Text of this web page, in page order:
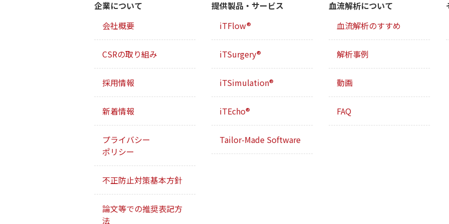
企業について
会社概要
CSRの取り組み
採用情報
新着情報
プライバシー
ポリシー
不正防止対策基本方針
論文等での推奨表記方
法
提供製品・サービス
iTFlow®
iTSurgery®
iTSimulation®
iTEcho®
Tailor-Made Software
血流解析について
血流解析のすすめ
解析事例
動画
FAQ